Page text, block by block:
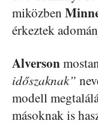
miközben
érkeztek
Alverson
időszaknak”
modell
másoknak is